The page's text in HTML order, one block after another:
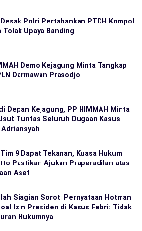
Polri Pertahankan PTDH Kompol
Tolak Upaya Banding
Demo Kejagung Minta Tangkap
Darmawan Prasodjo
Depan Kejagung, PP HIMMAH Minta
Tuntas Seluruh Dugaan Kasus
9 Dapat Tekanan, Kuasa Hukum
Pastikan Ajukan Praperadilan atas
Aset
Siagian Soroti Pernyataan Hotman
Izin Presiden di Kasus Febri: Tidak
Hukumnya